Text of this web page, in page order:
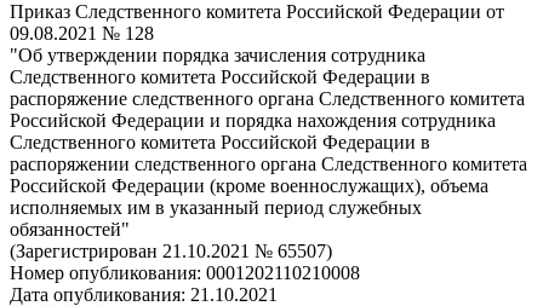
Приказ Следственного комитета Российской Федерации от
09.08.2021 № 128
"Об утверждении порядка зачисления сотрудника
Следственного комитета Российской Федерации в
распоряжение следственного органа Следственного комитета
Российской Федерации и порядка нахождения сотрудника
Следственного комитета Российской Федерации в
распоряжении следственного органа Следственного комитета
Российской Федерации (кроме военнослужащих), объема
исполняемых им в указанный период служебных
обязанностей"
(Зарегистрирован 21.10.2021 № 65507)
Номер опубликования: 0001202110210008
Дата опубликования: 21.10.2021